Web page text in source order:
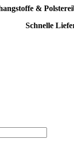
&
Schnelle